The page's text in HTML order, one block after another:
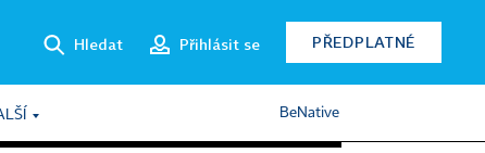
Hledat Přihlásit se PŘEDPLATNÉ
BeNative